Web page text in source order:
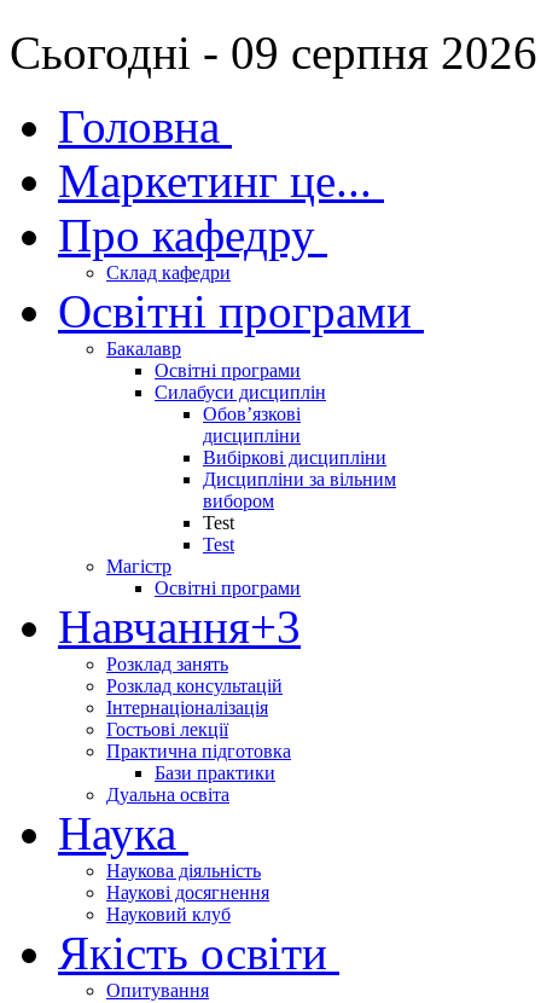
Сьогодні - 09 серпня
Головна
Маркетинг це...
Про кафедру
Склад кафедри
Освітні програми
Бакалавр
Освітні програми
Силабуси дисциплін
Обов’язкові
дисципліни
Вибіркові дисципліни
Дисципліни за вільним
вибором
Test
Test
Магістр
Освітні програми
Навчання+3
Розклад занять
Розклад консультацій
Інтернаціоналізація
Гостьові лекції
Практична підготовка
Бази практики
Дуальна освіта
Наука
Наукова діяльність
Наукові досягнення
Науковий клуб
Якість освіти
Опитування